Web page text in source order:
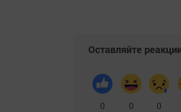
Оставляйте
0 0 0